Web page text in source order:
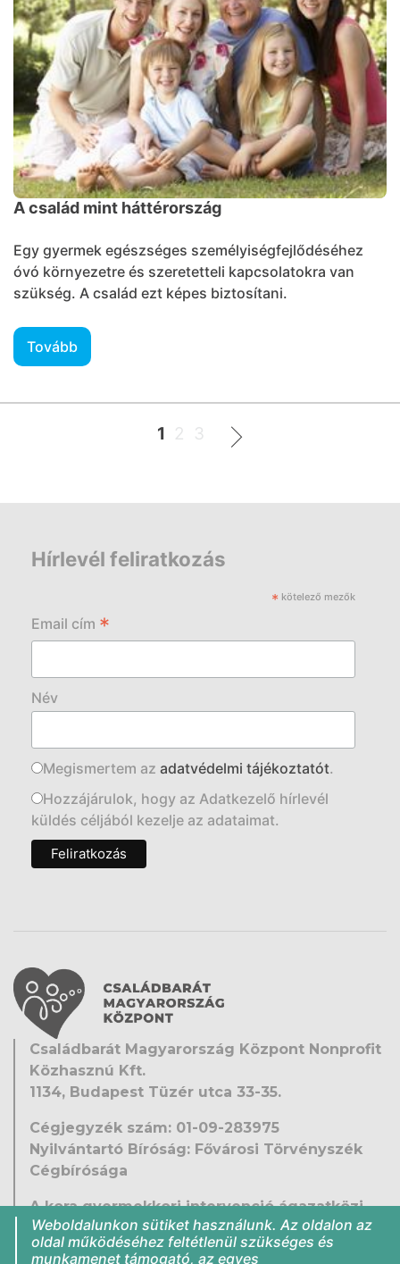
A család mint háttérország
Egy gyermek egészséges személyiségfejlődéséhez
óvó környezetre és szeretetteli kapcsolatokra van
szükség. A család ezt képes biztosítani.
Tovább
1 2 3
Hírlevél feliratkozás
* kötelező mezők
Email cím *
Név
Megismertem az adatvédelmi tájékoztatót.
Hozzájárulok, hogy az Adatkezelő hírlevél
küldés céljából kezelje az adataimat.
Családbarát Magyarország Központ Nonprofit
Közhasznú Kft.
1134, Budapest Tüzér utca 33-35.
Cégjegyzék szám: 01-09-283975
Nyilvántartó Bíróság: Fővárosi Törvényszék
Cégbírósága
A kora gyermekkori intervenció ágazatközi
fejlesztése
EFOP-1.9.5-VEKOP-16-2016-00001
Weboldalunkon sütiket használunk. Az oldalon az
oldal működéséhez feltétlenül szükséges és
munkamenet támogató, az egyes